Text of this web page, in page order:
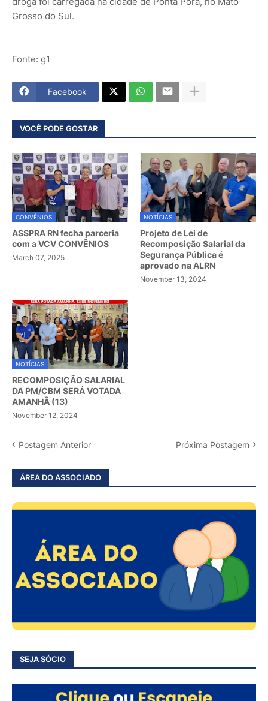
Grosso do Sul.
Fonte: g1
Facebook
VOCÊ PODE GOSTAR
CONVÊNIOS
ASSPRA RN fecha parceria
com a VCV CONVÊNIOS
March 07, 2025
NOTÍCIAS
Projeto de Lei de
Recomposição Salarial da
Segurança Pública é
aprovado na ALRN
November 13, 2024
NOTÍCIAS
RECOMPOSIÇÃO SALARIAL
DA PM/CBM SERÁ VOTADA
AMANHÃ (13)
November 12, 2024
Postagem Anterior Próxima Postagem
ÁREA DO ASSOCIADO
SEJA SÓCIO